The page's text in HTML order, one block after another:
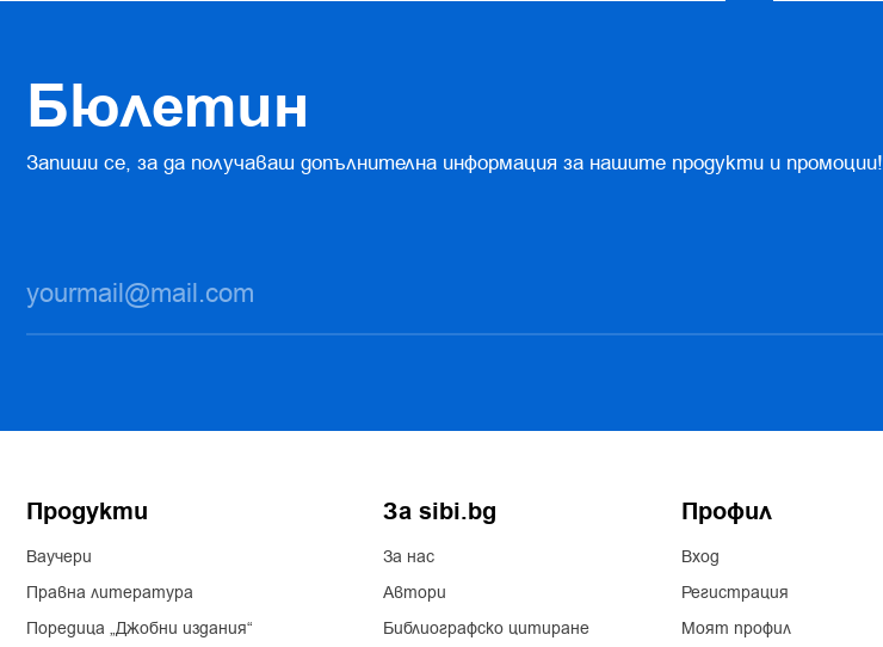
Бюлетин
Запиши се, за да получаваш допълнителна информация за нашите продукти и промоции!
Продукти
Ваучери
Правна литература
Поредица „Джобни издания“
За sibi.bg
За нас
Автори
Библиографско цитиране
Профил
Вход
Регистрация
Моят профил